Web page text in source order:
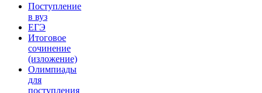
Поступление
в вуз
ЕГЭ
Итоговое
сочинение
(изложение)
Олимпиады
для
поступления